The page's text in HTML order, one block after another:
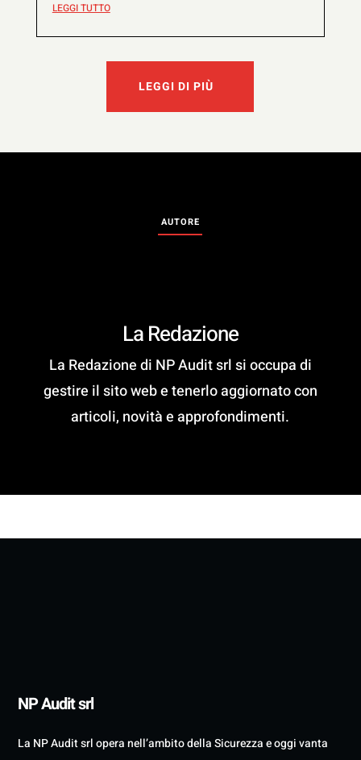
LEGGI TUTTO
LEGGI DI PIÙ
AUTORE
La Redazione
La Redazione di NP Audit srl si occupa di
gestire il sito web e tenerlo aggiornato con
articoli, novità e approfondimenti.
NP Audit srl
La NP Audit srl opera nell’ambito della Sicurezza e oggi vanta